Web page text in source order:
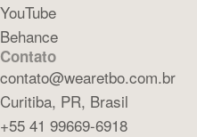
YouTube
Behance
Contato
contato@wearetbo.com.br
Curitiba, PR, Brasil
+55 41 99669-6918